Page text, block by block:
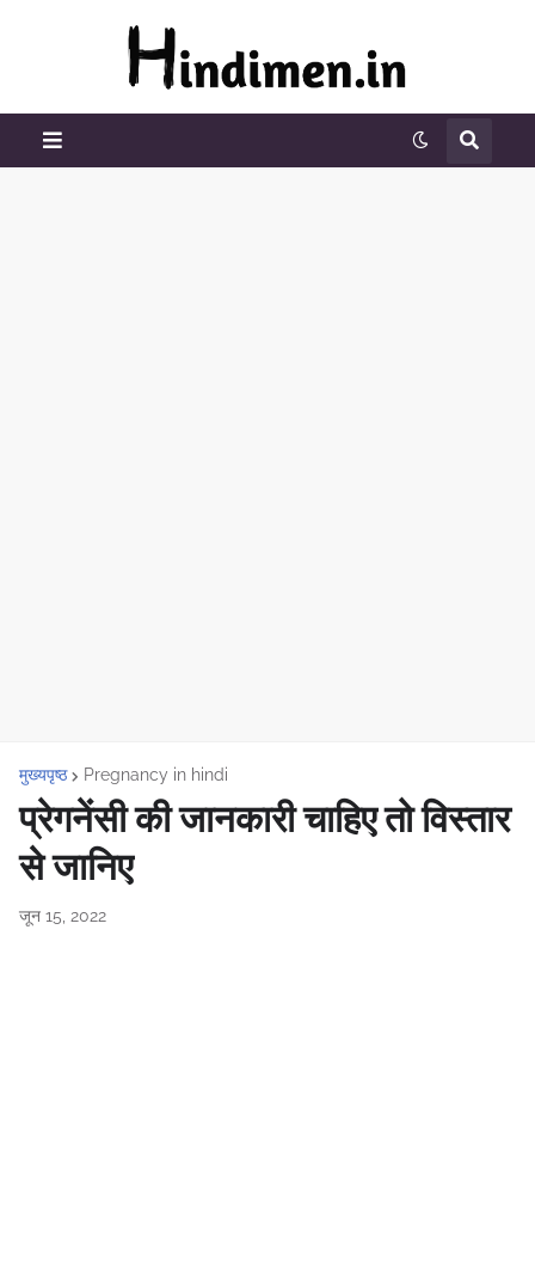
मुख्यपृष्ठ Pregnancy in hindi
प्रेगनेंसी की जानकारी चाहिए तो विस्तार
से जानिए
जून 15, 2022